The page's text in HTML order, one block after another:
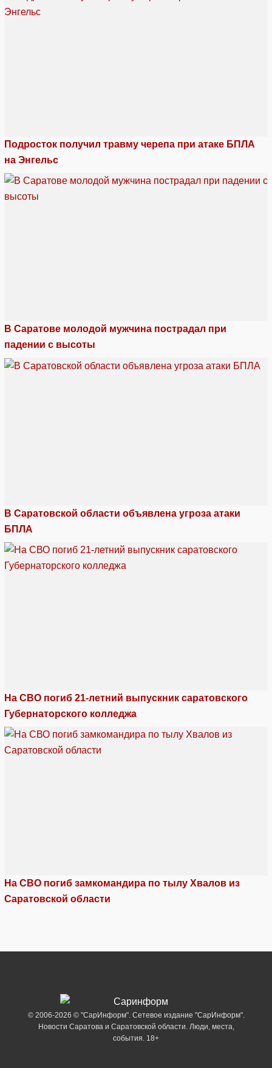
Подросток получил травму черепа при атаке БПЛА
на Энгельс
В Саратове молодой мужчина пострадал при
падении с высоты
В Саратовской области объявлена угроза атаки
БПЛА
На СВО погиб 21-летний выпускник саратовского
Губернаторского колледжа
На СВО погиб замкомандира по тылу Хвалов из
Саратовской области
© 2006-2026 © "СарИнформ". Сетевое издание "СарИнформ".
Новости Саратова и Саратовской области. Люди, места,
события. 18+